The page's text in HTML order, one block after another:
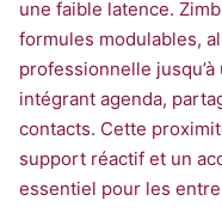
une faible latence.
formules modulables,
professionnelle
intégrant agenda,
contacts. Cette
support réactif et un
essentiel pour les